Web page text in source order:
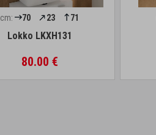
cm: 70 23 71
Lokko LKXH131
80.00 €